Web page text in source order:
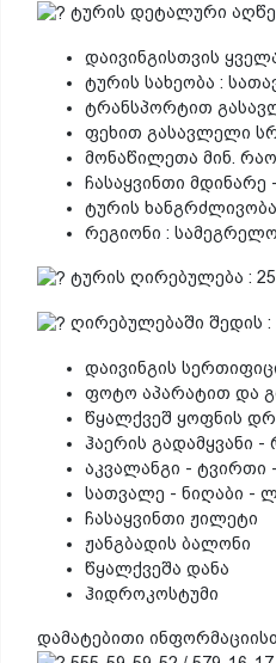
ტურის დეტალური
დაივინგისთვის
ტურის სახეობა :
ტრანსპორტით
ფეხით გასავლელი
მონაწილეთა მინ.
ჩასაყვინთი მდინარე
ტურის
რეგიონი : სამეგრელო
ტურის ღირებულება :
ღირებულებაში შედის :
დაივინგის
ფოტო აპარატით და
წყალქვეშ ყოფნის
ჰაერის გადამყვანი
აკვალანგი - ტვირთი
სათვალე - ნიღაბი -
ჩასაყვინთი ჟილეტი
ჟანგბადის ბალონი
წყალქვეშა დანა
ჰიდროკოსტუმი
დამატებითი